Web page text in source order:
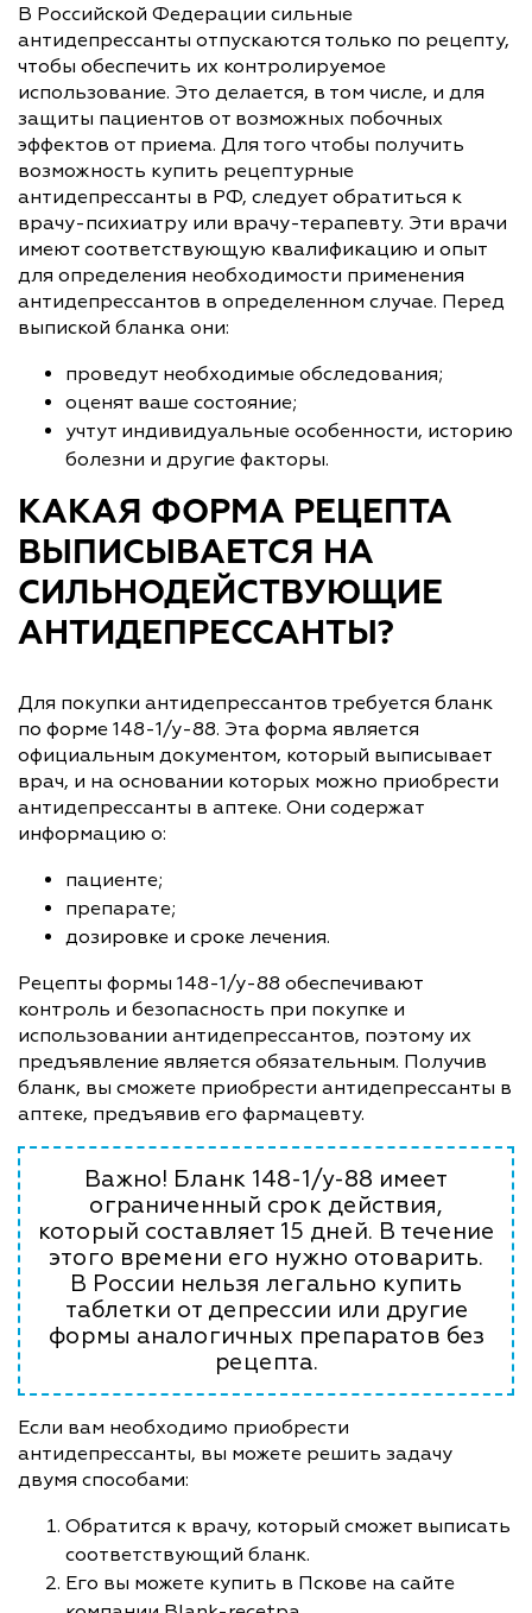
В Российской Федерации сильные
антидепрессанты отпускаются только по рецепту,
чтобы обеспечить их контролируемое
использование. Это делается, в том числе, и для
защиты пациентов от возможных побочных
эффектов от приема. Для того чтобы получить
возможность купить рецептурные
антидепрессанты в РФ, следует обратиться к
врачу-психиатру или врачу-терапевту. Эти врачи
имеют соответствующую квалификацию и опыт
для определения необходимости применения
антидепрессантов в определенном случае. Перед
выпиской бланка они:
проведут необходимые обследования;
оценят ваше состояние;
учтут индивидуальные особенности, историю
болезни и другие факторы.
КАКАЯ ФОРМА РЕЦЕПТА
ВЫПИСЫВАЕТСЯ НА
СИЛЬНОДЕЙСТВУЮЩИЕ
АНТИДЕПРЕССАНТЫ?
Для покупки антидепрессантов требуется бланк
по форме 148-1/у-88. Эта форма является
официальным документом, который выписывает
врач, и на основании которых можно приобрести
антидепрессанты в аптеке. Они содержат
информацию о:
пациенте;
препарате;
дозировке и сроке лечения.
Рецепты формы 148-1/у-88 обеспечивают
контроль и безопасность при покупке и
использовании антидепрессантов, поэтому их
предъявление является обязательным. Получив
бланк, вы сможете приобрести антидепрессанты в
аптеке, предъявив его фармацевту.
Важно! Бланк 148-1/у-88 имеет
ограниченный срок действия,
который составляет 15 дней. В течение
этого времени его нужно отоварить.
В России нельзя легально купить
таблетки от депрессии или другие
формы аналогичных препаратов без
рецепта.
Если вам необходимо приобрести
антидепрессанты, вы можете решить задачу
двумя способами:
Обратится к врачу, который сможет выписать
соответствующий бланк.
Его вы можете купить в Пскове на сайте